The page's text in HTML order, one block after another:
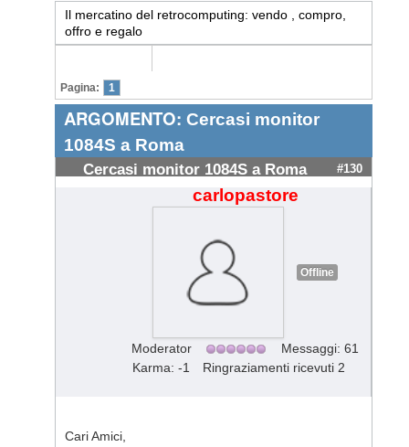
Il mercatino del retrocomputing: vendo , compro,
offro e regalo
Pagina: 1
ARGOMENTO: Cercasi monitor
1084S a Roma
Cercasi monitor 1084S a Roma #130
carlopastore
Offline
Moderator
Messaggi: 61
Karma: -1
Ringraziamenti ricevuti 2
Cari Amici,